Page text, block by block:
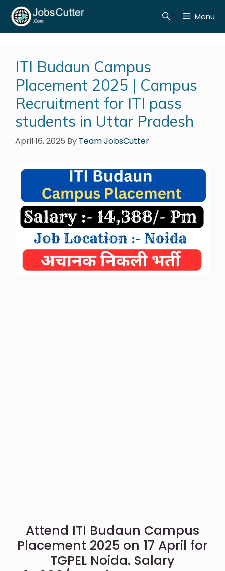
Menu
ITI Budaun Campus
Placement 2025 | Campus
Recruitment for ITI pass
students in Uttar Pradesh
April 16, 2025 By Team JobsCutter
Attend ITI Budaun Campus
Placement 2025 on 17 April for
TGPEL Noida. Salary